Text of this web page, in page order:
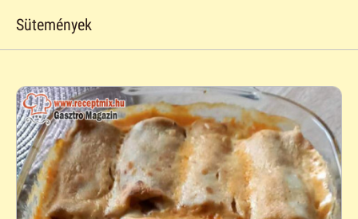
Sütemények